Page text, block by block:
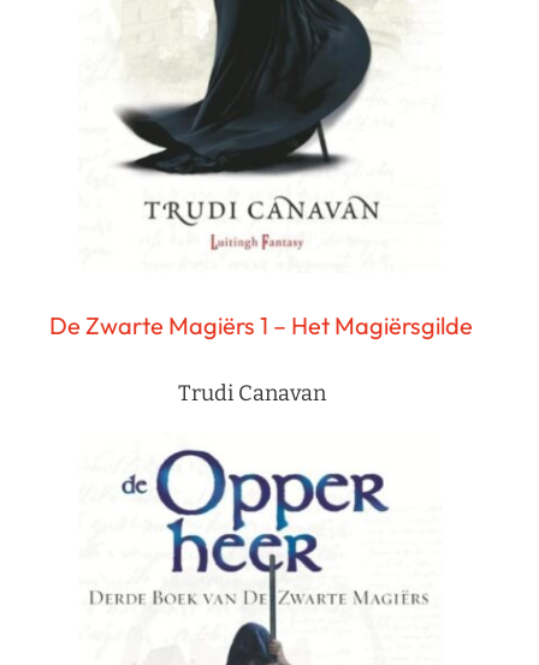
De Zwarte Magiërs 1 – Het Magiërsgilde
Trudi Canavan